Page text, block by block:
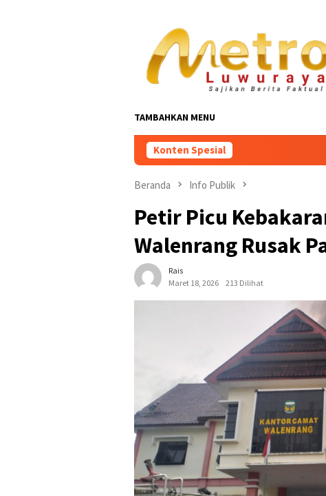
TAMBAHKAN MENU
Konten Spesial
Beranda Info Publik
Petir Picu
Walenrang Rusak
Rais
Maret 18, 2026
213 Dilihat